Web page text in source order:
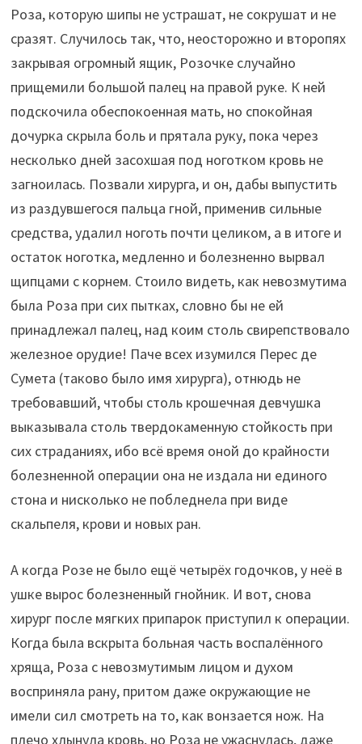
Роза, которую шипы не устрашат, не сокрушат и не
сразят. Случилось так, что, неосторожно и второпях
закрывая огромный ящик, Розочке случайно
прищемили большой палец на правой руке. К ней
подскочила обеспокоенная мать, но спокойная
дочурка скрыла боль и прятала руку, пока через
несколько дней засохшая под ноготком кровь не
загноилась. Позвали хирурга, и он, дабы выпустить
из раздувшегося пальца гной, применив сильные
средства, удалил ноготь почти целиком, а в итоге и
остаток ноготка, медленно и болезненно вырвал
щипцами с корнем. Стоило видеть, как невозмутима
была Роза при сих пытках, словно бы не ей
принадлежал палец, над коим столь свирепствовало
железное орудие! Паче всех изумился Перес де
Сумета (таково было имя хирурга), отнюдь не
требовавший, чтобы столь крошечная девчушка
выказывала столь твердокаменную стойкость при
сих страданиях, ибо всё время оной до крайности
болезненной операции она не издала ни единого
стона и нисколько не побледнела при виде
скальпеля, крови и новых ран.
А когда Розе не было ещё четырёх годочков, у неё в
ушке вырос болезненный гнойник. И вот, снова
хирург после мягких припарок приступил к операции.
Когда была вскрыта больная часть воспалённого
хряща, Роза с невозмутимым лицом и духом
восприняла рану, притом даже окружающие не
имели сил смотреть на то, как вонзается нож. На
плечо хлынула кровь, но Роза не ужаснулась, даже